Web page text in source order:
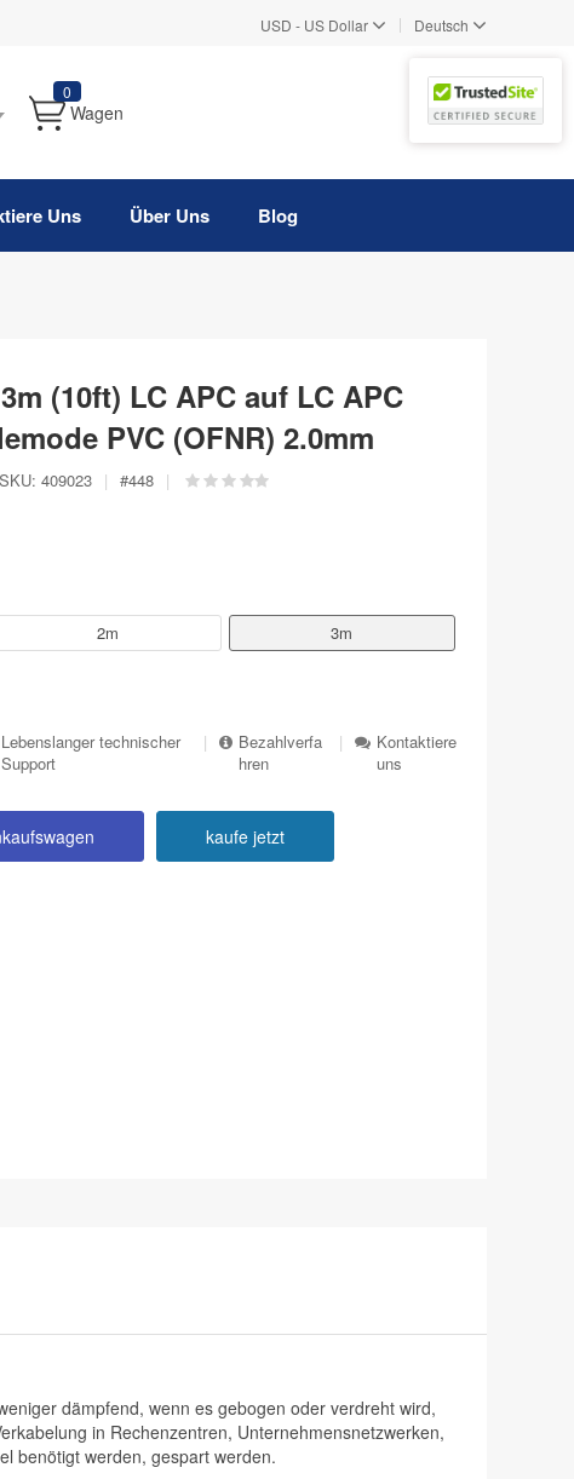
USD - US Dollar | Deutsch
0
Wagen
Uns Über Uns Blog
(10ft) LC APC auf LC APC
PVC (OFNR) 2.0mm
SKU: 409023 | #448 |
2m 3m
Lebenslanger technischer
Support
|
Bezahlverfa
hren
|
Kontaktiere
uns
kaufe jetzt
dämpfend, wenn es gebogen oder verdreht wird,
in Rechenzentren, Unternehmensnetzwerken,
benötigt werden, gespart werden.